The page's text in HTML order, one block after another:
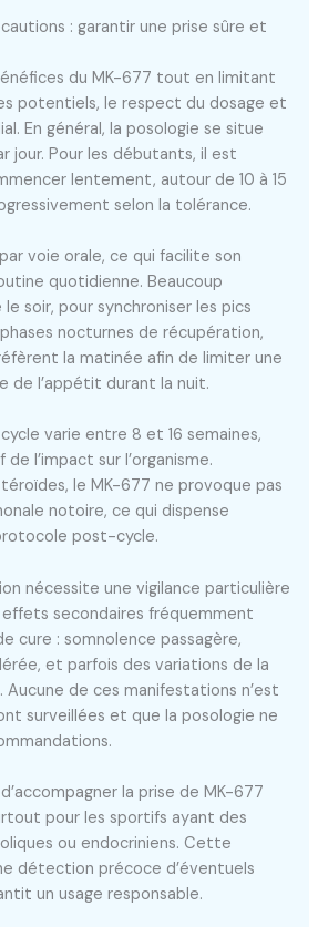
: garantir une prise sûre et
du MK-677 tout en limitant
potentiels, le respect du dosage et
En général, la posologie se situe
jour. Pour les débutants, il est
lentement, autour de 10 à 15
selon la tolérance.
voie orale, ce qui facilite son
quotidienne. Beaucoup
soir, pour synchroniser les pics
nocturnes de récupération,
la matinée afin de limiter une
de l’appétit durant la nuit.
varie entre 8 et 16 semaines,
l’impact sur l’organisme.
le MK-677 ne provoque pas
notoire, ce qui dispense
post-cycle.
nécessite une vigilance particulière
secondaires fréquemment
cure : somnolence passagère,
et parfois des variations de la
Aucune de ces manifestations n’est
surveillées et que la posologie ne
la prise de MK-677
pour les sportifs ayant des
ou endocriniens. Cette
détection précoce d’éventuels
un usage responsable.